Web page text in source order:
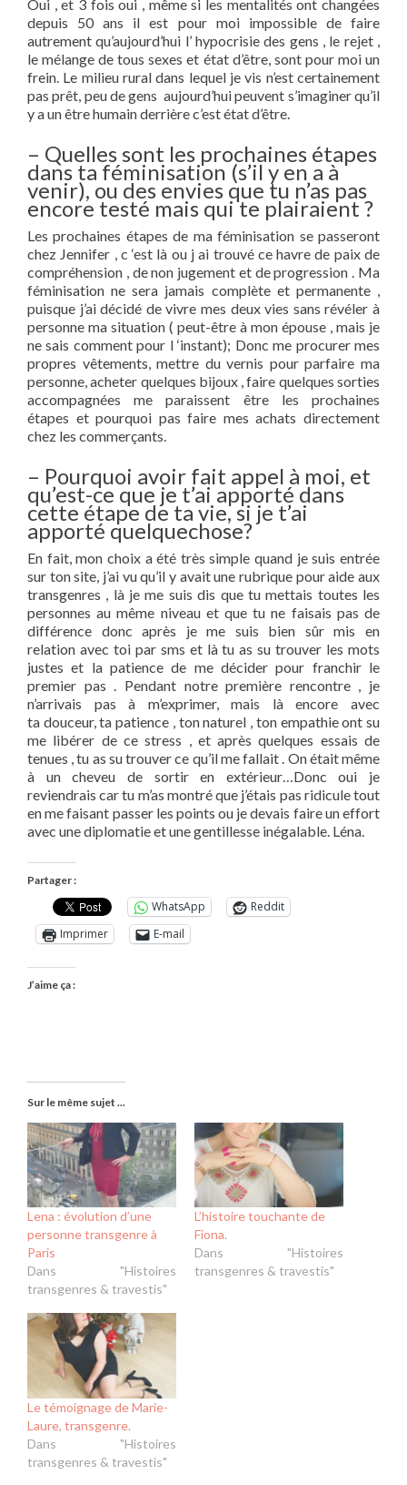
Oui , et 3 fois oui , même si les mentalités ont changées
depuis 50 ans il est pour moi impossible de faire
autrement qu’aujourd’hui l’ hypocrisie des gens , le rejet ,
le mélange de tous sexes et état d’être, sont pour moi un
frein. Le milieu rural dans lequel je vis n’est certainement
pas prêt, peu de gens aujourd’hui peuvent s’imaginer qu’il
y a un être humain derrière c’est état d’être.
– Quelles sont les prochaines étapes
dans ta féminisation (s’il y en a à
venir), ou des envies que tu n’as pas
encore testé mais qui te plairaient ?
Les prochaines étapes de ma féminisation se passeront
chez Jennifer , c ‘est là ou j ai trouvé ce havre de paix de
compréhension , de non jugement et de progression . Ma
féminisation ne sera jamais complète et permanente ,
puisque j’ai décidé de vivre mes deux vies sans révéler à
personne ma situation ( peut-être à mon épouse , mais je
ne sais comment pour l ‘instant); Donc me procurer mes
propres vêtements, mettre du vernis pour parfaire ma
personne, acheter quelques bijoux , faire quelques sorties
accompagnées me paraissent être les prochaines
étapes et pourquoi pas faire mes achats directement
chez les commerçants.
– Pourquoi avoir fait appel à moi, et
qu’est-ce que je t’ai apporté dans
cette étape de ta vie, si je t’ai
apporté quelquechose?
En fait, mon choix a été très simple quand je suis entrée
sur ton site, j’ai vu qu’il y avait une rubrique pour aide aux
transgenres , là je me suis dis que tu mettais toutes les
personnes au même niveau et que tu ne faisais pas de
différence donc après je me suis bien sûr mis en
relation avec toi par sms et là tu as su trouver les mots
justes et la patience de me décider pour franchir le
premier pas . Pendant notre première rencontre , je
n’arrivais pas à m’exprimer, mais là encore avec
ta douceur, ta patience , ton naturel , ton empathie ont su
me libérer de ce stress , et après quelques essais de
tenues , tu as su trouver ce qu’il me fallait . On était même
à un cheveu de sortir en extérieur…Donc oui je
reviendrais car tu m’as montré que j’étais pas ridicule tout
en me faisant passer les points ou je devais faire un effort
avec une diplomatie et une gentillesse inégalable. Léna.
Partager :
WhatsApp
Reddit
Imprimer
E-mail
J’aime ça :
Sur le même sujet ...
Lena : évolution d’une
personne transgenre à
Paris
Dans "Histoires
transgenres & travestis"
L’histoire touchante de
Fiona.
Dans "Histoires
transgenres & travestis"
Le témoignage de Marie-
Laure, transgenre.
Dans "Histoires
transgenres & travestis"